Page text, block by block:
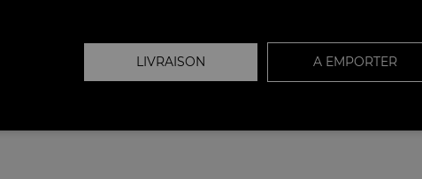
LIVRAISON A EMPORTER